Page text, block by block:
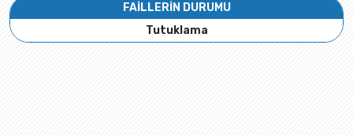
FAİLLERİN DURUMU
Tutuklama